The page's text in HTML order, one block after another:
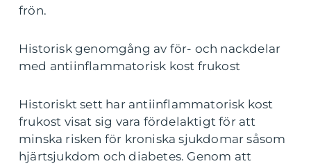
frön.
Historisk genomgång av för- och nackdelar
med antiinflammatorisk kost frukost
Historiskt sett har antiinflammatorisk kost
frukost visat sig vara fördelaktigt för att
minska risken för kroniska sjukdomar såsom
hjärtsjukdom och diabetes. Genom att